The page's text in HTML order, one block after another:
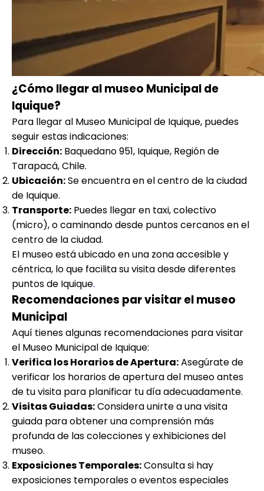
¿Cómo llegar al museo Municipal de
Iquique?
Para llegar al Museo Municipal de Iquique, puedes
seguir estas indicaciones:
Dirección: Baquedano 951, Iquique, Región de
Tarapacá, Chile.
Ubicación:Se encuentra en el centro de la ciudad
de Iquique.
Transporte: Puedes llegar en taxi, colectivo
(micro), o caminando desde puntos cercanos en el
centro de la ciudad.
El museo está ubicado en una zona accesible y
céntrica, lo que facilita su visita desde diferentes
puntos de Iquique.
Recomendaciones par visitar el museo
Municipal
Aquí tienes algunas recomendaciones para visitar
el Museo Municipal de Iquique:
Verifica los Horarios de Apertura:Asegúrate de
verificar los horarios de apertura del museo antes
de tu visita para planificar tu día adecuadamente.
Visitas Guiadas:Considera unirte a una visita
guiada para obtener una comprensión más
profunda de las colecciones y exhibiciones del
museo.
Exposiciones Temporales:Consulta si hay
exposiciones temporales o eventos especiales